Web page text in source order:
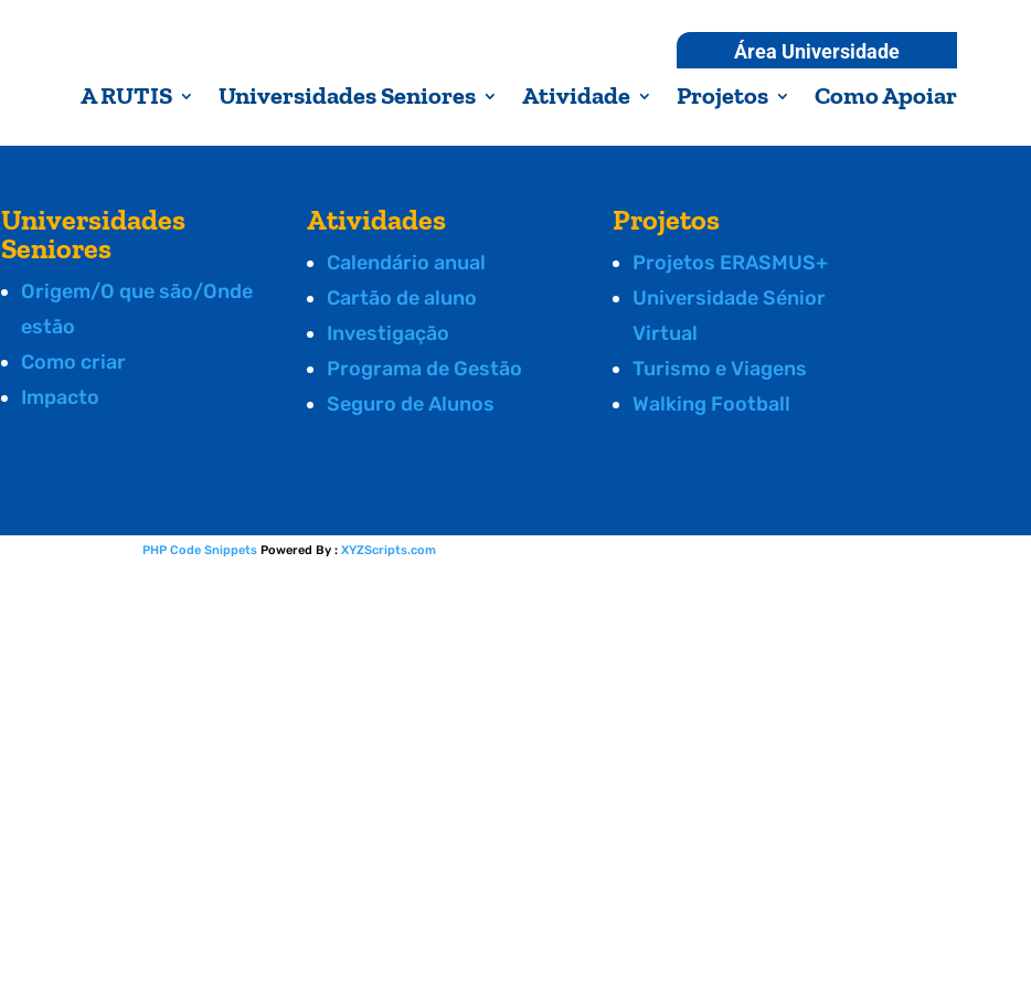
Área Universidade
A RUTIS Universidades Seniores Atividade Projetos Como Apoiar
Universidades
Seniores
Origem/O que são/Onde
estão
Como criar
Impacto
Atividades
Calendário anual
Cartão de aluno
Investigação
Programa de Gestão
Seguro de Alunos
Projetos
Projetos ERASMUS+
Universidade Sénior
Virtual
Turismo e Viagens
Walking Football
PHP Code Snippets Powered By : XYZScripts.com